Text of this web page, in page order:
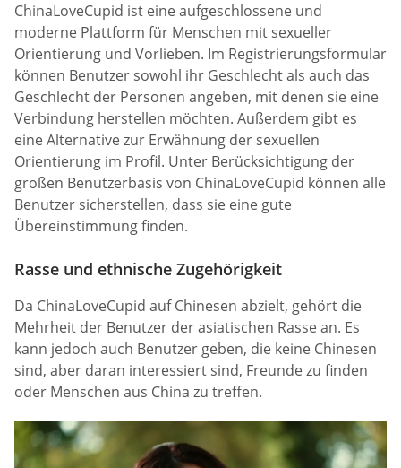
ChinaLoveCupid ist eine aufgeschlossene und
moderne Plattform für Menschen mit sexueller
Orientierung und Vorlieben. Im Registrierungsformular
können Benutzer sowohl ihr Geschlecht als auch das
Geschlecht der Personen angeben, mit denen sie eine
Verbindung herstellen möchten. Außerdem gibt es
eine Alternative zur Erwähnung der sexuellen
Orientierung im Profil. Unter Berücksichtigung der
großen Benutzerbasis von ChinaLoveCupid können alle
Benutzer sicherstellen, dass sie eine gute
Übereinstimmung finden.
Rasse und ethnische Zugehörigkeit
Da ChinaLoveCupid auf Chinesen abzielt, gehört die
Mehrheit der Benutzer der asiatischen Rasse an. Es
kann jedoch auch Benutzer geben, die keine Chinesen
sind, aber daran interessiert sind, Freunde zu finden
oder Menschen aus China zu treffen.